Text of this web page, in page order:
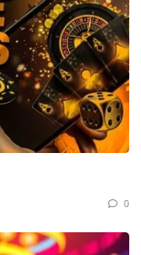
0